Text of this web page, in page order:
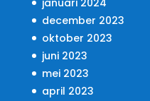
januari 2024
december 2023
oktober 2023
juni 2023
mei 2023
april 2023